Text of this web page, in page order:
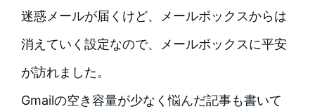
迷惑メールが届くけど、メールボックスからは
消えていく設定なので、メールボックスに平安
が訪れました。
Gmailの空き容量が少なく悩んだ記事も書いて